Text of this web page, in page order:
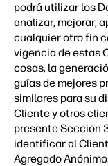
podrá utilizar los
analizar, mejorar,
cualquier otro fin
vigencia de estas
cosas, la
guías de mejores
similares para su
Cliente y otros
presente Sección
identificar al
Agregado